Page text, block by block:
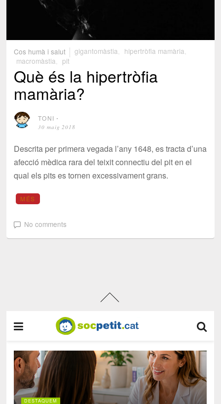
Cos humà i salut gigantomàstia, hipertròfia mamària,
macromàstia
pit
Què és la hipertròfia
mamària?
TONI ⋅
30 maig 2018
Descrita per primera vegada l’any 1648, es tracta d’una
afecció mèdica rara del teixit connectiu del pit en el
qual els pits es tornen excessivament grans.
MÉS
No comments